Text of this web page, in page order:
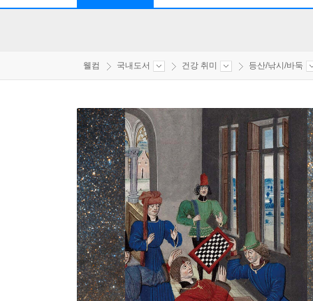
웰컴 국내도서 건강 취미 등산/낚시/바둑